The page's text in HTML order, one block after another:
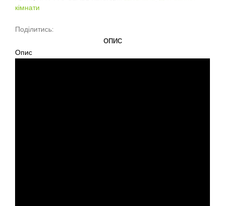
кімнати
Поділитись:
ОПИС
Опис